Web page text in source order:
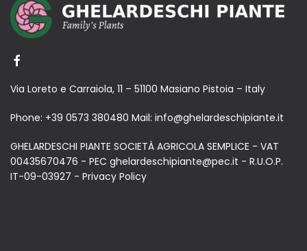
Via Loreto e Carraiola, 11 – 51100 Masiano Pistoia – Italy
Phone: +39 0573 380480 Mail: info@ghelardeschipiante.it
GHELARDESCHI PIANTE SOCIETÀ AGRICOLA SEMPLICE - VAT
00435670476 - PEC ghelardeschipiante@pec.it - R.U.O.P.
IT-09-03927 - Privacy Policy